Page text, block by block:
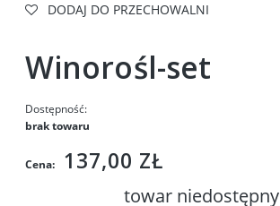
DODAJ DO PRZECHOWALNI
Winorośl-set
Dostępność:
brak towaru
Cena: 137,00 ZŁ
towar niedostępny